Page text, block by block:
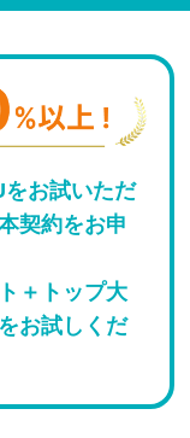
お試いただ
契約をお申
＋トップ大
お試しくだ